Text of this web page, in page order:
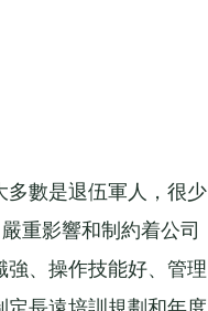
數是退伍軍人，很少
重影響和制約着公司
、操作技能好、管理